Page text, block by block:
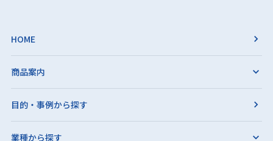
HOME
商品案内
目的・事例から探す
業種から探す